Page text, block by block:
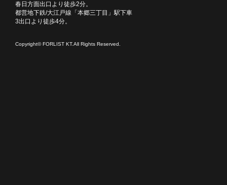
春日方面出口より徒歩2分。
都営地下鉄/大江戸線「本郷三丁目」駅下車
3出口より徒歩4分。
Copyright© FORLIST KT.All Rights Reserved.